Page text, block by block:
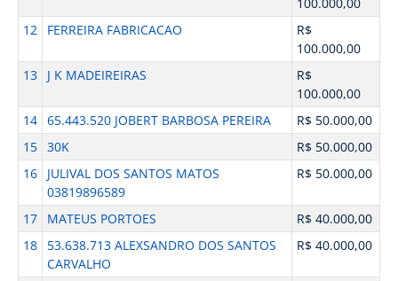
12
FERREIRA FABRICACAO
R$
100.000,00
13
J K MADEIREIRAS
R$
100.000,00
14 65.443.520 JOBERT BARBOSA PEREIRA
R$ 50.000,00
15 30K
R$ 50.000,00
16
JULIVAL DOS SANTOS MATOS
03819896589
R$ 50.000,00
17 MATEUS PORTOES
R$ 40.000,00
18
53.638.713 ALEXSANDRO DOS SANTOS
CARVALHO
R$ 40.000,00